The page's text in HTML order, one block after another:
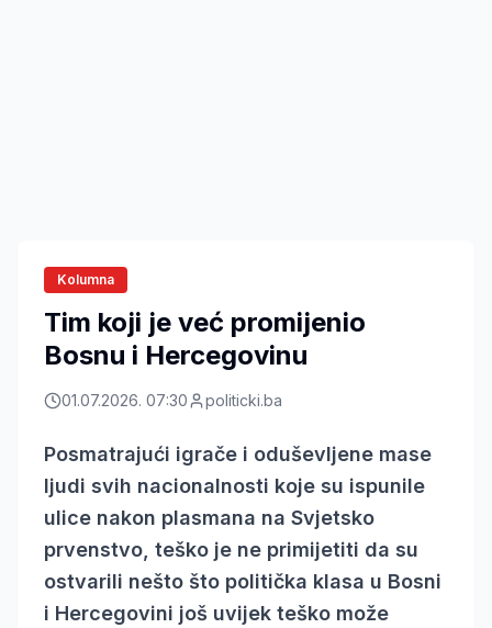
Kolumna
Tim koji je već promijenio
Bosnu i Hercegovinu
01.07.2026. 07:30 politicki.ba
Posmatrajući igrače i oduševljene mase
ljudi svih nacionalnosti koje su ispunile
ulice nakon plasmana na Svjetsko
prvenstvo, teško je ne primijetiti da su
ostvarili nešto što politička klasa u Bosni
i Hercegovini još uvijek teško može